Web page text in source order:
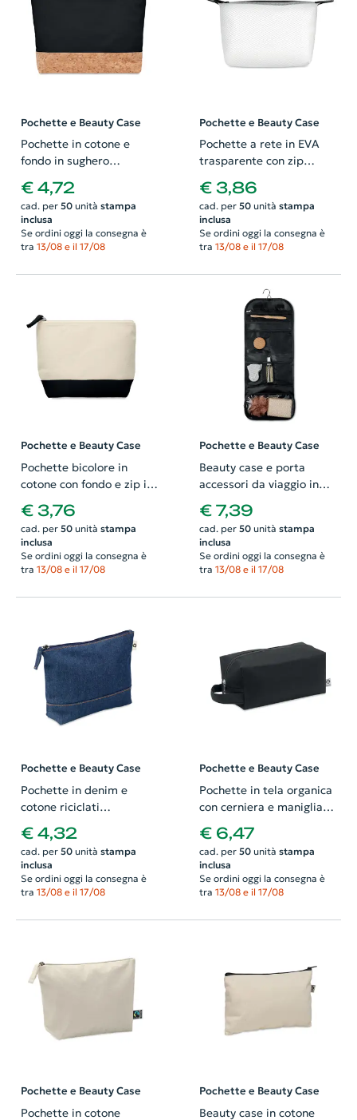
Pochette e Beauty Case
Pochette in cotone e
fondo in sughero
€ 4,72
cad. per 50unità stampa
inclusa
Se ordini oggi la consegna è
tra 13/08 e il 17/08
Pochette e Beauty Case
Pochette a rete in EVA
trasparente con zip
€ 3,86
cad. per 50unità stampa
inclusa
Se ordini oggi la consegna è
tra 13/08 e il 17/08
Pochette e Beauty Case
Pochette bicolore in
cotone con fondo e zip in
coordinato
215x50x150mm
€ 3,76
cad. per 50unità stampa
inclusa
Se ordini oggi la consegna è
tra 13/08 e il 17/08
Pochette e Beauty Case
Beauty case e porta
accessori da viaggio in
poliestere 260x645mm
€ 7,39
cad. per 50unità stampa
inclusa
Se ordini oggi la consegna è
tra 13/08 e il 17/08
Pochette e Beauty Case
Pochette in denim e
cotone riciclati
215x50x150mm
€ 4,32
cad. per 50unità stampa
inclusa
Se ordini oggi la consegna è
tra 13/08 e il 17/08
Pochette e Beauty Case
Pochette in tela organica
con cerniera e maniglia
laterale 245x110x115mm
€ 6,47
cad. per 50unità stampa
inclusa
Se ordini oggi la consegna è
tra 13/08 e il 17/08
Pochette e Beauty Case
Pochette in cotone
Pochette e Beauty Case
Beauty case in cotone